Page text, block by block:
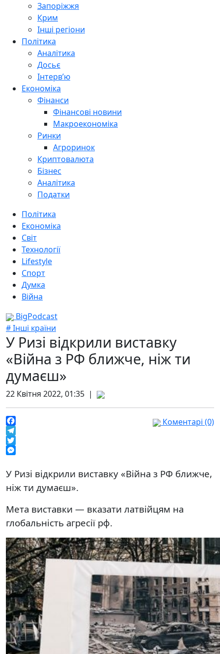
Запоріжжя
Крим
Інші регіони
Політика
Аналітика
Досьє
Інтерв’ю
Економіка
Фінанси
Фінансові новини
Макроекономіка
Ринки
Агроринок
Криптовалюта
Бізнес
Аналітика
Податки
Політика
Економіка
Світ
Технології
Lifestyle
Спорт
Думка
Війна
BigPodcast
# Інші країни
У Ризі відкрили виставку
«Війна з РФ ближче, ніж ти
думаєш»
22 Квітня 2022, 01:35 |
Facebook
Telegram
Twitter
Коментарі (0)
У Ризі відкрили виставку «Війна з РФ ближче,
ніж ти думаєш».
Мета виставки — вказати латвійцям на
глобальність агресії рф.